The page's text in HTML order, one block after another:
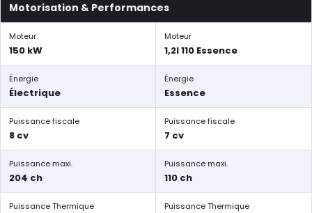
Motorisation & Performances
Moteur
150 kW
Moteur
1,2l 110 Essence
Énergie
Électrique
Énergie
Essence
Puissance fiscale
8 cv
Puissance fiscale
7 cv
Puissance maxi.
204 ch
Puissance maxi.
110 ch
Puissance Thermique Puissance Thermique